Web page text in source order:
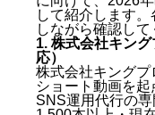
して紹介します
しながら確認して
1. 株式会社キン
応）
株式会社キングプ
ショート動画を
SNS運用代行の